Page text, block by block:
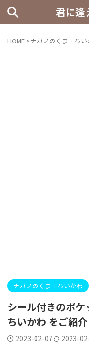
君に逢
HOME >ナガノのくま・ちい
ナガノのくま・ちいかわ
シール付きのポ
ちいかわ をご紹介
2023-02-07 2023-